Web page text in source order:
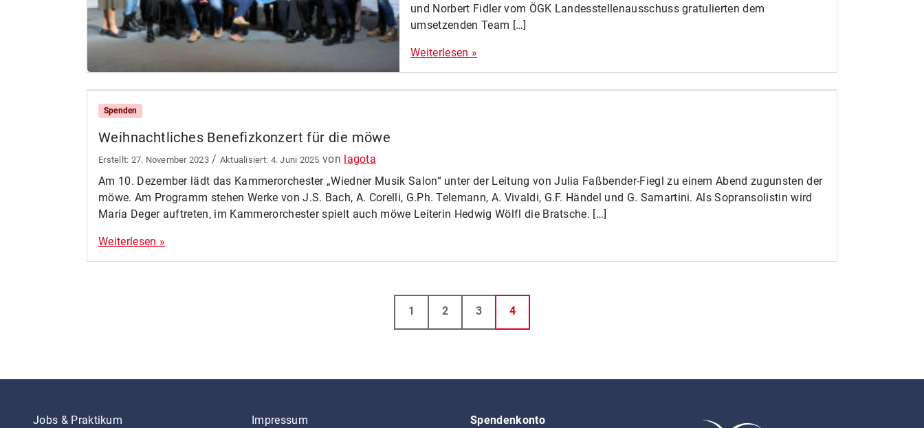
und Norbert Fidler vom ÖGK Landesstellenausschuss gratulierten dem
umsetzenden Team […]
Weiterlesen »
Spenden
Weihnachtliches Benefizkonzert für die möwe
27. November 2023 / 4. Juni 2025 von lagota
Am 10. Dezember lädt das Kammerorchester „Wiedner Musik Salon“ unter der Leitung von Julia Faßbender-Fiegl zu einem Abend zugunsten der
möwe. Am Programm stehen Werke von J.S. Bach, A. Corelli, G.Ph. Telemann, A. Vivaldi, G.F. Händel und G. Samartini. Als Sopransolistin wird
Maria Deger auftreten, im Kammerorchester spielt auch möwe Leiterin Hedwig Wölfl die Bratsche. […]
Weiterlesen »
Seite
1 Seite
2 Seite
3 Aktuelle Seite
4
Jobs & Praktikum Impressum Spendenkonto